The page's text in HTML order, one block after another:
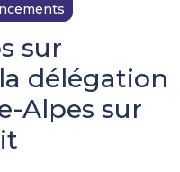
sur
délégation
Alpes sur